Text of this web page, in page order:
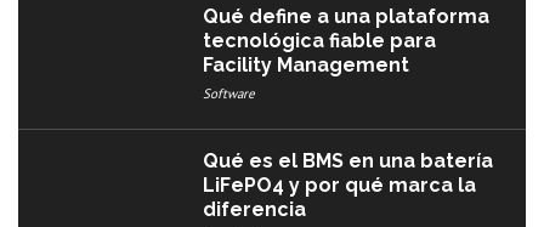
Qué define a una plataforma
tecnológica fiable para
Facility Management
Software
Qué es el BMS en una batería
LiFePO4 y por qué marca la
diferencia